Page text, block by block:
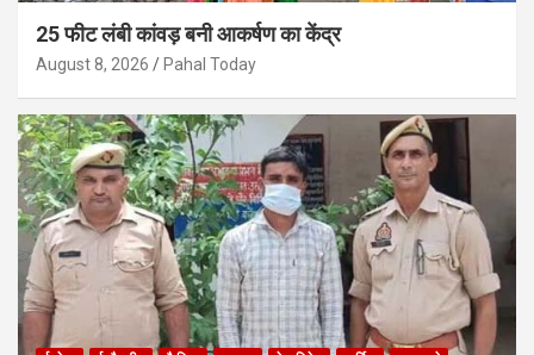
25 फीट लंबी कांवड़ बनी आकर्षण का केंद्र
August 8, 2026 Pahal Today